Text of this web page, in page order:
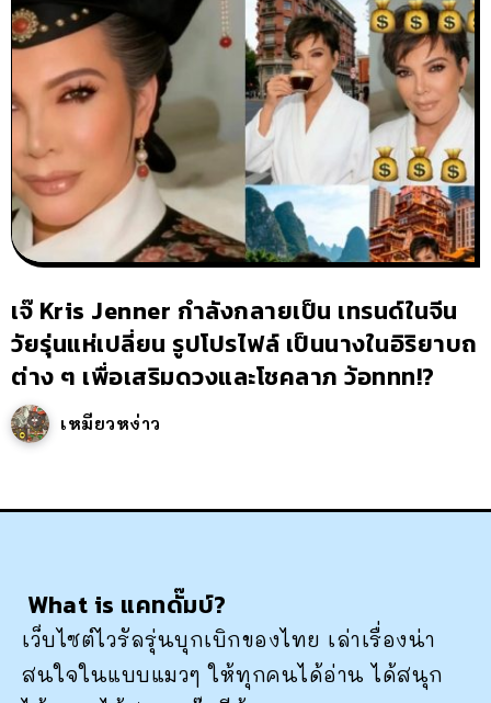
เจ๊ Kris Jenner กำลังกลายเป็น เทรนด์ในจีน
วัยรุ่นแห่เปลี่ยน รูปโปรไฟล์ เป็นนางในอิริยาบถ
ต่าง ๆ เพื่อเสริมดวงและโชคลาภ ว้อททท!?
เหมียวหง่าว
What is แคทดั๊มบ์?
เว็บไซต์ไวรัลรุ่นบุกเบิกของไทย เล่าเรื่องน่า
สนใจในแบบแมวๆ ให้ทุกคนได้อ่าน ได้สนุก